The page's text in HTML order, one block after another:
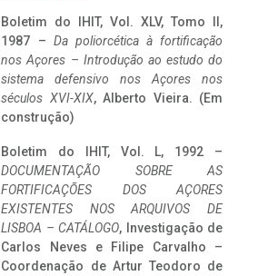
Boletim do IHIT, Vol. XLV, Tomo II,
1987 – Da poliorcética à fortificação
nos Açores – Introdução ao estudo do
sistema defensivo nos Açores nos
séculos XVI-XIX, Alberto Vieira. (Em
construção)
Boletim do IHIT, Vol. L, 1992 –
DOCUMENTAÇÃO SOBRE AS
FORTIFICAÇÕES DOS AÇORES
EXISTENTES NOS ARQUIVOS DE
LISBOA – CATÁLOGO, Investigação de
Carlos Neves e Filipe Carvalho –
Coordenação de Artur Teodoro de